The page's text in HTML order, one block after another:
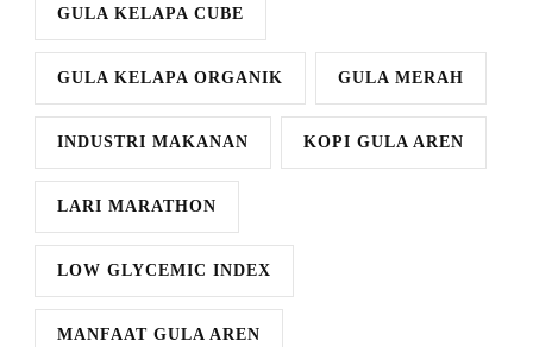
GULA KELAPA CUBE
GULA KELAPA ORGANIK GULA MERAH
INDUSTRI MAKANAN KOPI GULA AREN
LARI MARATHON
LOW GLYCEMIC INDEX
MANFAAT GULA AREN